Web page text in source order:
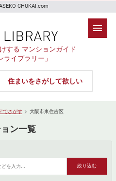
CHUKAI.com
する マンションガイド
ライブラリー」
住まいをさがして欲しい
でさがす 大阪市東住吉区
ン一覧